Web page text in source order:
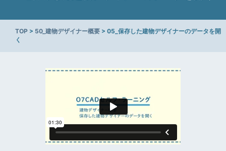
TOP > 50_建物デザイナー概要 > 05_保存した建物デザイナーのデータを開
く